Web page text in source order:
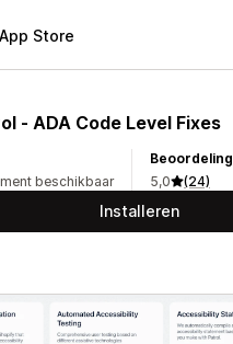
Store
‑ ADA Code Level Fixes
beschikbaar
Beoordeling
5,0
(24)
Installeren